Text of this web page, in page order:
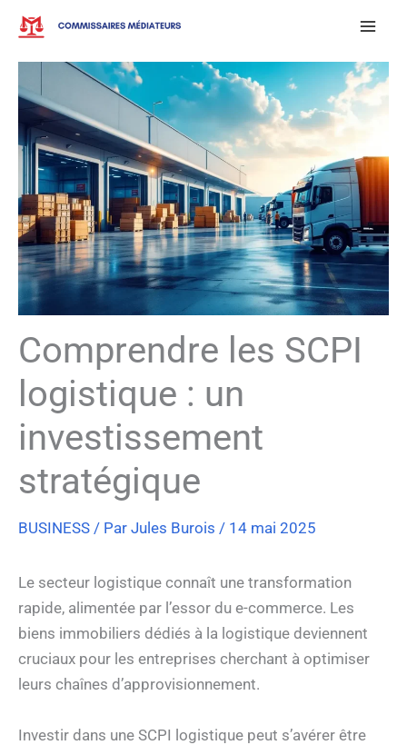
Aller
contenu
Comprendre les SCPI
logistique : un
investissement
stratégique
BUSINESS / Par Jules Burois / 14 mai 2025
Le secteur logistique connaît une transformation
rapide, alimentée par l’essor du e-commerce. Les
biens immobiliers dédiés à la logistique deviennent
cruciaux pour les entreprises cherchant à optimiser
leurs chaînes d’approvisionnement.
Investir dans une SCPI logistique peut s’avérer être